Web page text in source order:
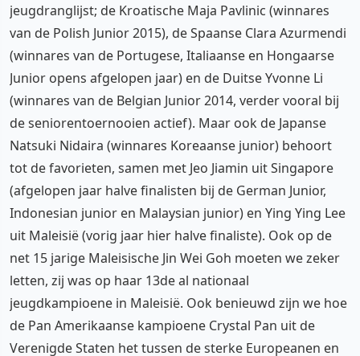
jeugdranglijst; de Kroatische Maja Pavlinic (winnares
van de Polish Junior 2015), de Spaanse Clara Azurmendi
(winnares van de Portugese, Italiaanse en Hongaarse
Junior opens afgelopen jaar) en de Duitse Yvonne Li
(winnares van de Belgian Junior 2014, verder vooral bij
de seniorentoernooien actief). Maar ook de Japanse
Natsuki Nidaira (winnares Koreaanse junior) behoort
tot de favorieten, samen met Jeo Jiamin uit Singapore
(afgelopen jaar halve finalisten bij de German Junior,
Indonesian junior en Malaysian junior) en Ying Ying Lee
uit Maleisië (vorig jaar hier halve finaliste). Ook op de
net 15 jarige Maleisische Jin Wei Goh moeten we zeker
letten, zij was op haar 13de al nationaal
jeugdkampioene in Maleisië. Ook benieuwd zijn we hoe
de Pan Amerikaanse kampioene Crystal Pan uit de
Verenigde Staten het tussen de sterke Europeanen en